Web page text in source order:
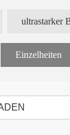
werden.
Einzelheiten